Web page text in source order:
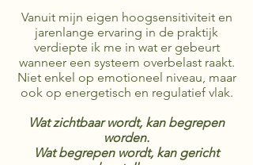
Vanuit mijn eigen hoogsensitiviteit en
jarenlange ervaring in de praktijk
verdiepte ik me in wat er gebeurt
wanneer een systeem overbelast raakt.
Niet enkel op emotioneel niveau, maar
ook op energetisch en regulatief vlak.
Wat zichtbaar wordt, kan begrepen
worden.
Wat begrepen wordt, kan gericht